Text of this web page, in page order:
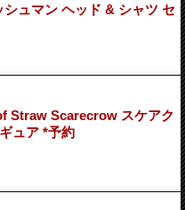
ュマン ヘッド & シャツ セ
Straw Scarecrow スケアク
ュア *予約